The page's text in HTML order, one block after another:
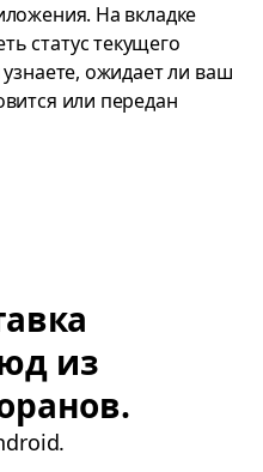
На вкладке
статус текущего
ожидает ли ваш
или передан
из